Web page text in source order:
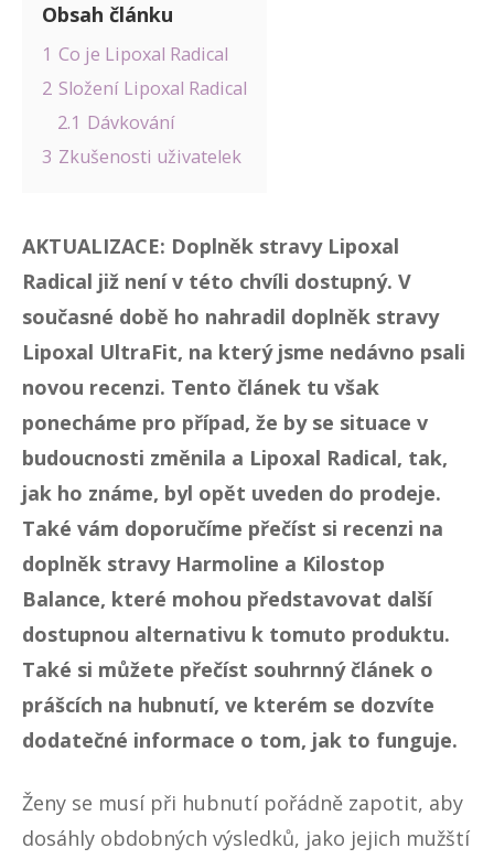
Obsah článku
1 Co je Lipoxal Radical
2 Složení Lipoxal Radical
2.1 Dávkování
3 Zkušenosti uživatelek
AKTUALIZACE: Doplněk stravy Lipoxal
Radical již není v této chvíli dostupný. V
současné době ho nahradil doplněk stravy
Lipoxal UltraFit, na který jsme nedávno psali
novou recenzi. Tento článek tu však
ponecháme pro případ, že by se situace v
budoucnosti změnila a Lipoxal Radical, tak,
jak ho známe, byl opět uveden do prodeje.
Také vám doporučíme přečíst si recenzi na
doplněk stravy Harmoline a Kilostop
Balance, které mohou představovat další
dostupnou alternativu k tomuto produktu.
Také si můžete přečíst souhrnný článek o
prášcích na hubnutí, ve kterém se dozvíte
dodatečné informace o tom, jak to funguje.
Ženy se musí při hubnutí pořádně zapotit, aby
dosáhly obdobných výsledků, jako jejich mužští